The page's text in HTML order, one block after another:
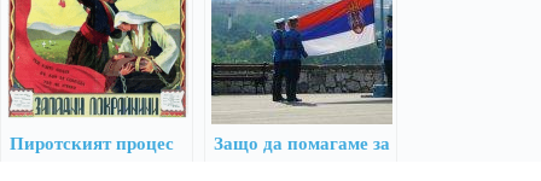
Пиротският процес
Защо да помагаме за